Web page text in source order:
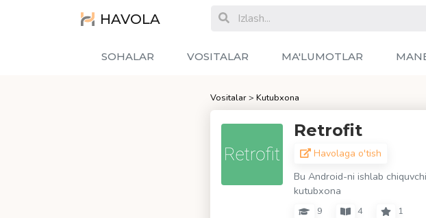
HAVOLA
SOHALAR VOSITALAR MA'LUMOTLAR
Vositalar> Kutubxona
Retrofit
Havolaga o'tish
Bu Android-ni ishlab
kutubxona
9 4 1